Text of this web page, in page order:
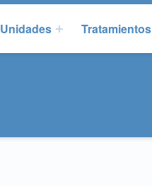
Unidades Tratamientos